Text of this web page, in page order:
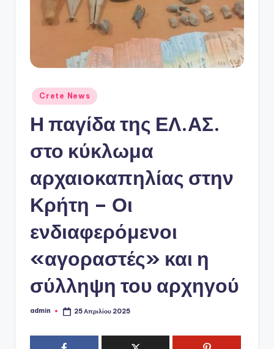
Αναρτήθηκε
σε
Crete News
Η παγίδα της ΕΛ.ΑΣ.
στο κύκλωμα
αρχαιοκαπηλίας στην
Κρήτη – Οι
ενδιαφερόμενοι
«αγοραστές» και η
σύλληψη του αρχηγού
Συγγραφέας:
admin 25 Απριλίου 2025